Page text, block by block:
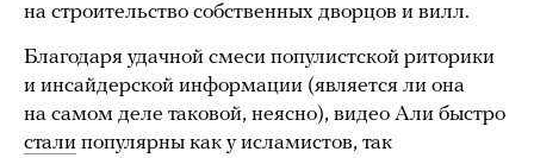
на строительство собственных дворцов и вилл.
Благодаря удачной смеси популистской риторики
и инсайдерской информации (является ли она
на самом деле таковой, неясно), видео Али быстро
стали популярны как у исламистов, так